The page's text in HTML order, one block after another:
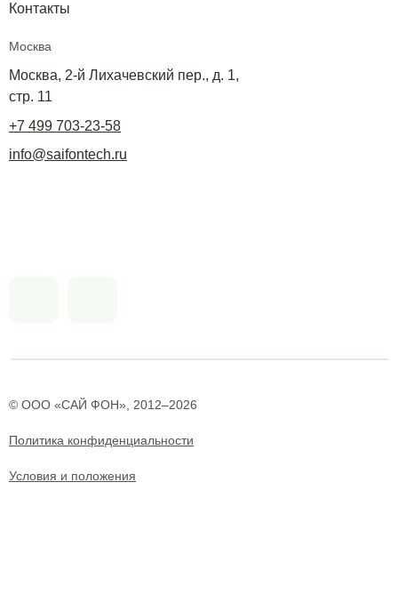
Контакты
Москва
Москва, 2-й Лихачевский пер., д. 1,
стр. 11
+7 499 703-23-58
info@saifontech.ru
Политика конфиденциальности
© ООО «САЙ ФОН», 2012–2026
Условия и положения